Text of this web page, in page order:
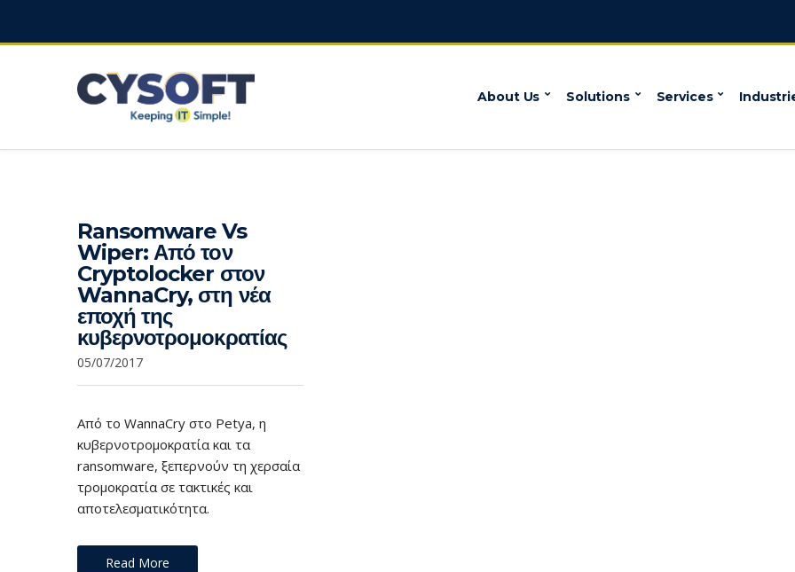
About Us Solutions Services
Ransomware Vs
Wiper: Από τον
Cryptolocker στον
WannaCry, στη νέα
εποχή της
κυβερνοτρομοκρατίας
05/07/2017
Από το WannaCry στο Petya, η
κυβερνοτρομοκρατία και τα
ransomware, ξεπερνούν τη χερσαία
τρομοκρατία σε τακτικές και
αποτελεσματικότητα.
Read More